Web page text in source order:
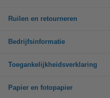
Ruilen en retourneren
Bedrijfsinformatie
Toegankelijkheidsverklaring
Papier en fotopapier